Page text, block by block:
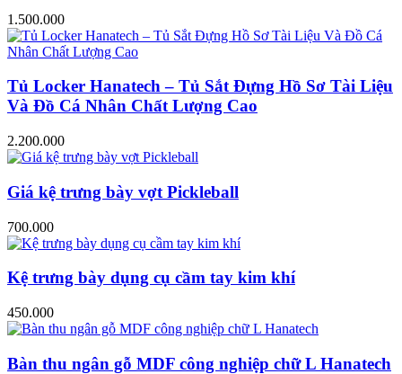
1.500.000
Tủ Locker Hanatech – Tủ Sắt Đựng Hồ Sơ Tài Liệu
Và Đồ Cá Nhân Chất Lượng Cao
2.200.000
Giá kệ trưng bày vợt Pickleball
700.000
Kệ trưng bày dụng cụ cầm tay kim khí
450.000
Bàn thu ngân gỗ MDF công nghiệp chữ L Hanatech